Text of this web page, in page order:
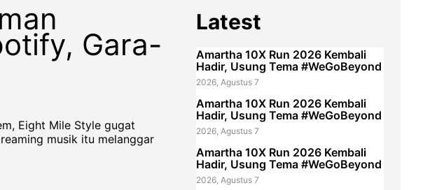
Gara-
Eight Mile Style gugat
musik itu melanggar
Latest
Amartha 10X Run 2026 Kembali
Hadir, Usung Tema #WeGoBeyond
2026, Agustus 7
Amartha 10X Run 2026 Kembali
Hadir, Usung Tema #WeGoBeyond
2026, Agustus 7
Amartha 10X Run 2026 Kembali
Hadir, Usung Tema #WeGoBeyond
2026, Agustus 7